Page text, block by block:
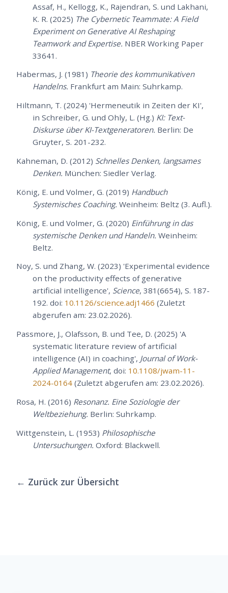
Assaf, H., Kellogg, K., Rajendran, S. und Lakhani,
K. R. (2025) The Cybernetic Teammate: A Field
Experiment on Generative AI Reshaping
Teamwork and Expertise. NBER Working Paper
33641.
Habermas, J. (1981) Theorie des kommunikativen
Handelns. Frankfurt am Main: Suhrkamp.
Hiltmann, T. (2024) 'Hermeneutik in Zeiten der KI',
in Schreiber, G. und Ohly, L. (Hg.) KI: Text-
Diskurse über KI-Textgeneratoren. Berlin: De
Gruyter, S. 201-232.
Kahneman, D. (2012) Schnelles Denken, langsames
Denken. München: Siedler Verlag.
König, E. und Volmer, G. (2019) Handbuch
Systemisches Coaching. Weinheim: Beltz (3. Aufl.).
König, E. und Volmer, G. (2020) Einführung in das
systemische Denken und Handeln. Weinheim:
Beltz.
Noy, S. und Zhang, W. (2023) 'Experimental evidence
on the productivity effects of generative
artificial intelligence', Science, 381(6654), S. 187-
192. doi: 10.1126/science.adj1466 (Zuletzt
abgerufen am: 23.02.2026).
Passmore, J., Olafsson, B. und Tee, D. (2025) 'A
systematic literature review of artificial
intelligence (AI) in coaching', Journal of Work-
Applied Management, doi: 10.1108/jwam-11-
2024-0164 (Zuletzt abgerufen am: 23.02.2026).
Rosa, H. (2016) Resonanz. Eine Soziologie der
Weltbeziehung. Berlin: Suhrkamp.
Wittgenstein, L. (1953) Philosophische
Untersuchungen. Oxford: Blackwell.
← Zurück zur Übersicht